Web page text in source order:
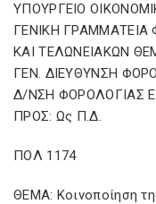
ΥΠΟΥΡΓΕΙΟ
ΓΕΝΙΚΗ ΓΡΑΜΜΑΤΕΙΑ
ΚΑΙ ΤΕΛΩΝΕΙΑΚΩΝ
ΓΕΝ. ΔΙΕΥΘΥΝΣΗ
Δ/ΝΣΗ ΦΟΡΟΛΟΓΙΑΣ
ΠΡΟΣ: Ως Π.Δ.
ΠΟΛ 1174
ΘΕΜΑ: Κοινοποίηση